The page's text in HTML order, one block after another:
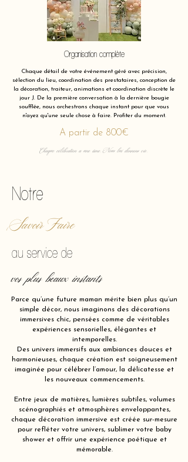
Organisation complète
Chaque détail de votre événement géré avec précision,
sélection du lieu, coordination des prestataires, conception de
la décoration, traiteur, animations et coordination discrète le
jour J. De la première conversation à la dernière bougie
soufflée, nous orchestrons chaque instant pour que vous
n'ayez qu'une seule chose à faire. Profiter du moment.
A partir de 800€
Chaque célébration a une âme. Nous lui donnons vie.
Notre
Savoir Faire
au service de
vos plus beaux instants
Parce qu’une future maman mérite bien plus qu’un
simple décor, nous imaginons des décorations
immersives chic, pensées comme de véritables
expériences sensorielles, élégantes et
intemporelles.
Des univers immersifs aux ambiances douces et
harmonieuses, chaque création est soigneusement
imaginée pour célébrer l’amour, la délicatesse et
les nouveaux commencements.
Entre jeux de matières, lumières subtiles, volumes
scénographiés et atmosphères enveloppantes,
chaque décoration immersive est créée sur-mesure
pour refléter votre univers, sublimer votre baby
shower et offrir une expérience poétique et
mémorable.